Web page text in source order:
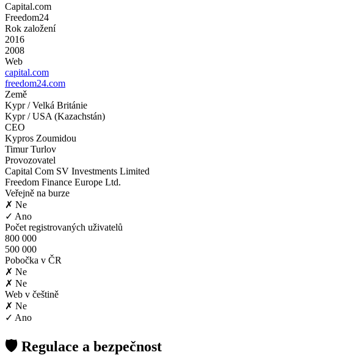
Capital.com
Freedom24
Rok založení
2016
2008
Web
capital.com
freedom24.com
Země
Kypr / Velká Británie
Kypr / USA (Kazachstán)
CEO
Kypros Zoumidou
Timur Turlov
Provozovatel
Capital Com SV Investments Limited
Freedom Finance Europe Ltd.
Veřejně na burze
✗ Ne
✓ Ano
Počet registrovaných uživatelů
800 000
500 000
Pobočka v ČR
✗ Ne
✗ Ne
Web v češtině
✗ Ne
✓ Ano
🛡️ Regulace a bezpečnost